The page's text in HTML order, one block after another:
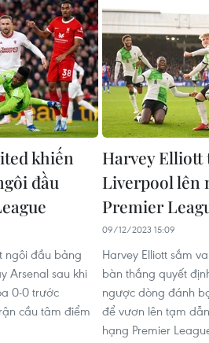
khiến
đầu
ngôi đầu bảng
Arsenal sau khi
0-0 trước
cầu tâm điểm
Harvey Elliott
Liverpool lên
Premier
09/12/2023 15:09
Harvey Elliott sắm
bàn thắng quyết
ngược dòng đánh
để vươn lên tạm
hạng Premier